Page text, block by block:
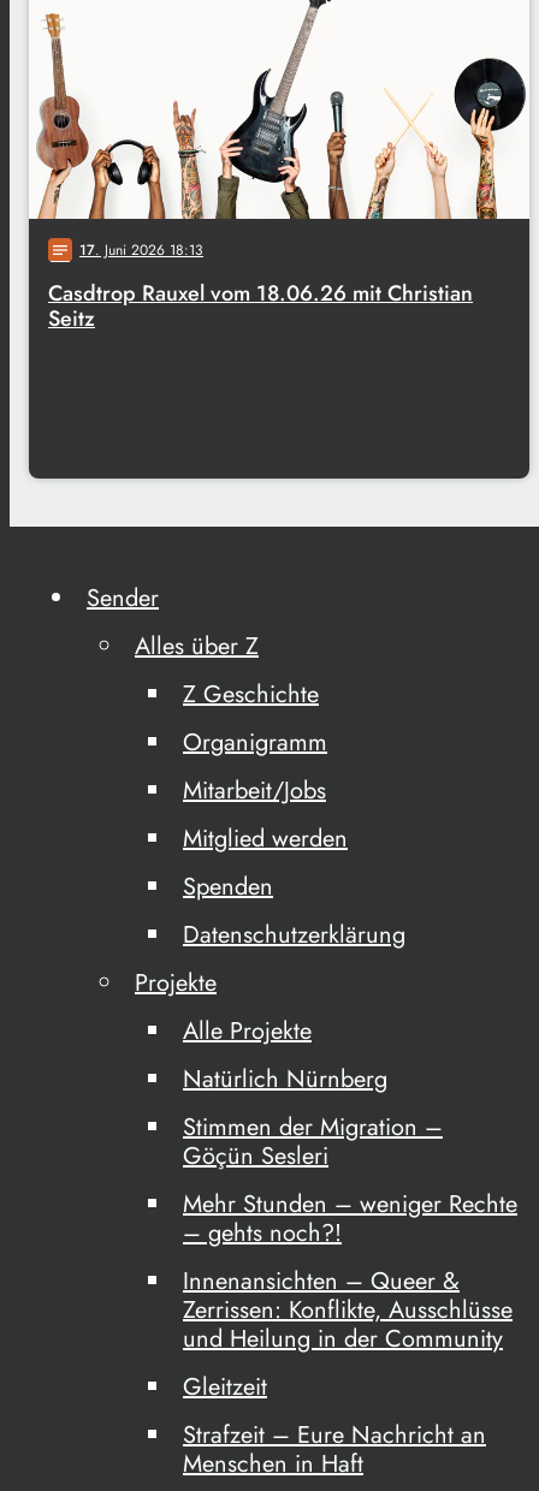
notes 17. Juni 2026 18:13
Casdtrop Rauxel vom 18.06.26 mit Christian
Seitz
Sender
Alles über Z
Z Geschichte
Organigramm
Mitarbeit/Jobs
Mitglied werden
Spenden
Datenschutzerklärung
Projekte
Alle Projekte
Natürlich Nürnberg
Stimmen der Migration –
Göçün Sesleri
Mehr Stunden – weniger Rechte
– gehts noch?!
Innenansichten – Queer &
Zerrissen: Konflikte, Ausschlüsse
und Heilung in der Community
Gleitzeit
Strafzeit – Eure Nachricht an
Menschen in Haft